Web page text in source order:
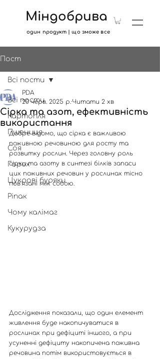
один продукт | що зможе все
Міндобрива
Пост
Всі пости
Картопля
Пшениця
Соя
Горох
Цукрові буряки
Ріпак
Чому калімаг
Кукурудза
Всі пости
Сірка та азот, ефективність
використання
PDA
20 черв. 2025 р. Читати 2 хв
Добре відомо, що сірка є важливою
поживною речовиною для росту та
розвитку рослин. Через головну роль
сірки та азоту в синтезі білків запаси
цих поживних речовин у рослинах тісно
пов'язані між собою.
Дослідження показали, що один елемент
живлення буде накопичуватися в
рослинах при дефіциті іншого, а при
усуненні дефіциту накопичена поживна
речовина потім використовується в